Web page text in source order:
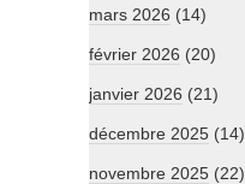
mars 2026 (14)
février 2026 (20)
janvier 2026 (21)
décembre 2025 (14)
novembre 2025 (22)